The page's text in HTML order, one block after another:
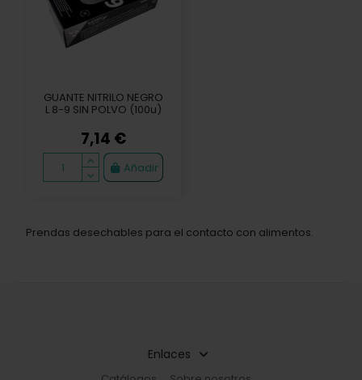
GUANTE NITRILO NEGRO
L 8-9 SIN POLVO (100u)
7,14 €
Añadir
Prendas desechables para el contacto con alimentos.
Enlaces